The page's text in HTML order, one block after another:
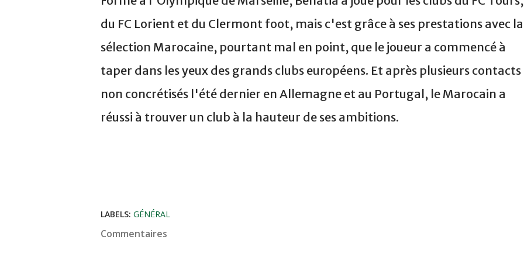
du FC Lorient et du Clermont foot, mais c'est grâce à ses prestations avec la
sélection Marocaine, pourtant mal en point, que le joueur a commencé à
taper dans les yeux des grands clubs européens. Et après plusieurs contacts
non concrétisés l'été dernier en Allemagne et au Portugal, le Marocain a
réussi à trouver un club à la hauteur de ses ambitions.
LABELS: GÉNÉRAL
Commentaires